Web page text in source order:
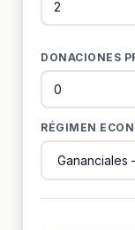
DONACIONES
RÉGIMEN